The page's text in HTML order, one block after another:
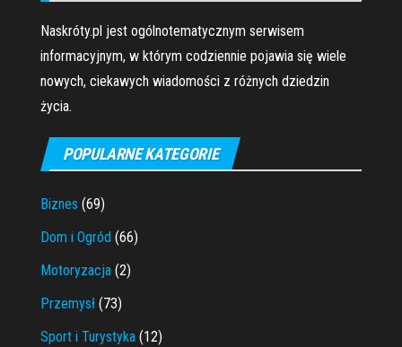
Naskróty.pl jest ogólnotematycznym serwisem
informacyjnym, w którym codziennie pojawia się wiele
nowych, ciekawych wiadomości z różnych dziedzin
życia.
POPULARNE KATEGORIE
Biznes (69)
Dom i Ogród (66)
Motoryzacja (2)
Przemysł (73)
Sport i Turystyka (12)